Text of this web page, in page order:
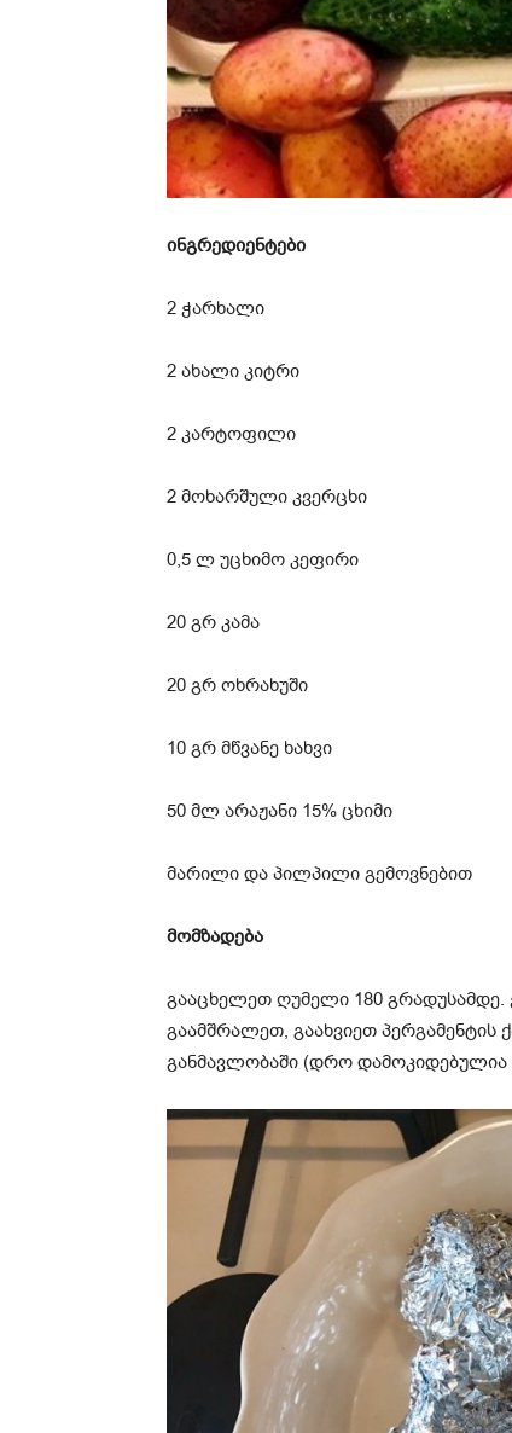
ინგრედიენტები
2 ჭარხალი
2 ახალი კიტრი
2 კარტოფილი
2 მოხარშული კვერცხი
0,5 ლ უცხიმო კეფირი
20 გრ კამა
20 გრ ოხრახუში
10 გრ მწვანე ხახვი
50 მლ არაჟანი 15% ცხიმი
მარილი და პილპილი გემოვნებით
მომზადება
გააცხელეთ ღუმელი 180
გაამშრალეთ, გაახვიეთ
განმავლობაში (დრო დამოკიდებულია